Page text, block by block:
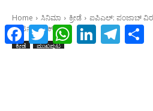
Facebook
Twitter WhatsAppLinkedInTelegram